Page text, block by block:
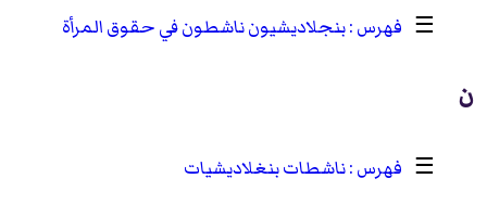
☰
بنجلاديشيون ناشطون في حقوق المرأة
ن
☰
ناشطات بنغلاديشيات